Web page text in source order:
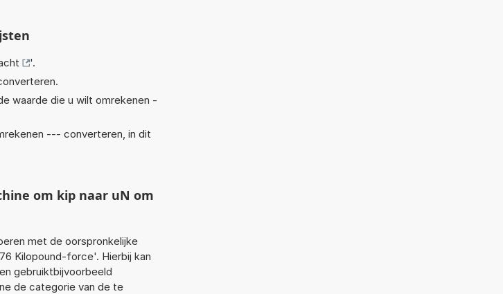
'.
waarde die u wilt omrekenen -
--- converteren, in dit
om kip naar uN om
met de oorspronkelijke
Kilopound-force'. Hierbij kan
gebruiktbijvoorbeeld
de categorie van de te